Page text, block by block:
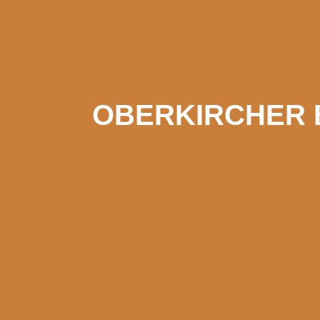
OBERKIRCHER